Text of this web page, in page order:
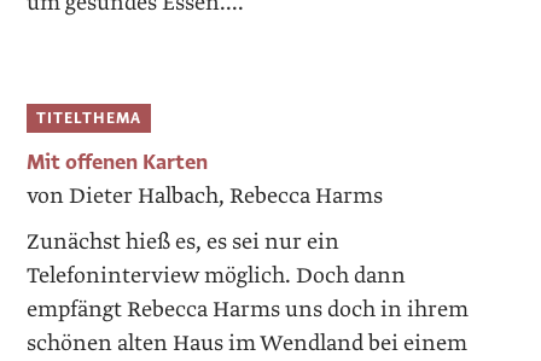
TITELTHEMA
Mit offenen Karten
von Dieter Halbach, Rebecca Harms
Zunächst hieß es, es sei nur ein
Telefoninterview möglich. Doch dann
empfängt Rebecca Harms uns doch in ihrem
schönen alten Haus im Wendland bei einem